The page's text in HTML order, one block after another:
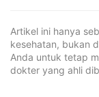
Artikel ini hanya
kesehatan, bukan
Anda untuk tetap
dokter yang ahli